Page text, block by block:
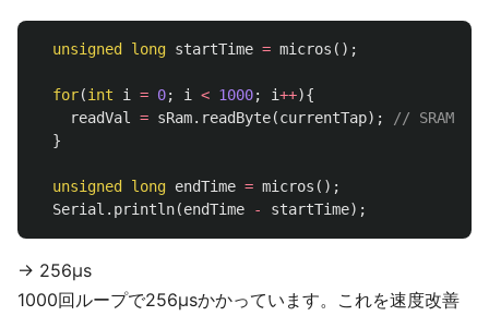
unsigned long startTime = micros ();
for(int i = 0; i < 1000; i++){
readVal
= sRam. readByte(currentTap);
// SRAM読込
}
unsigned long endTime = micros ();
Serial . println(endTime - startTime);
-> 256µs
1000回ループで256µsかかっています。これを速度改善